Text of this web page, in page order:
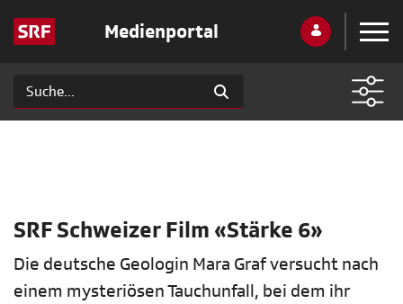
Medienportal
SRF Schweizer Film «Stärke 6»
Die deutsche Geologin Mara Graf versucht nach
einem mysteriösen Tauchunfall, bei dem ihr